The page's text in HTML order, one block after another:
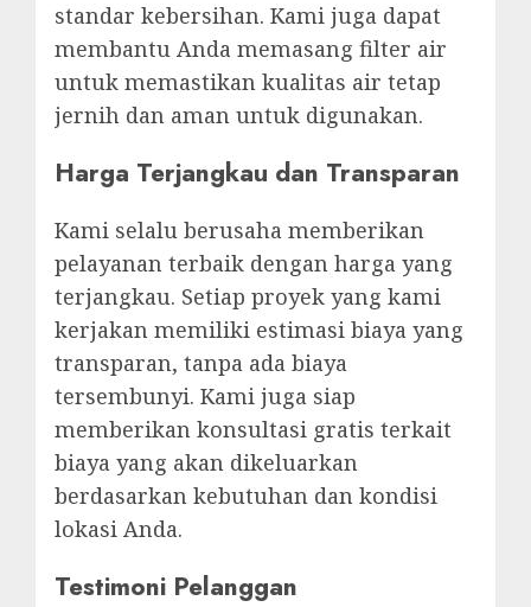
standar kebersihan. Kami juga dapat
membantu Anda memasang filter air
untuk memastikan kualitas air tetap
jernih dan aman untuk digunakan.
Harga Terjangkau dan Transparan
Kami selalu berusaha memberikan
pelayanan terbaik dengan harga yang
terjangkau. Setiap proyek yang kami
kerjakan memiliki estimasi biaya yang
transparan, tanpa ada biaya
tersembunyi. Kami juga siap
memberikan konsultasi gratis terkait
biaya yang akan dikeluarkan
berdasarkan kebutuhan dan kondisi
lokasi Anda.
Testimoni Pelanggan